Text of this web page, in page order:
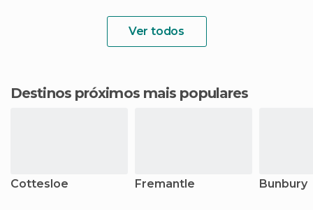
Ver todos
Destinos próximos mais populares
Cottesloe Fremantle Bunbury